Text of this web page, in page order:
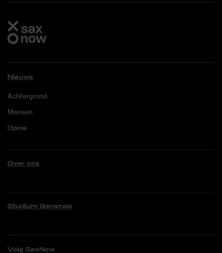
Nieuws
Achtergrond
Mensen
Opinie
Over ons
Studium Generale
Volg SaxNow